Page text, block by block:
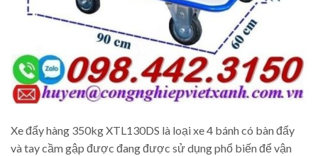
Xe đẩy hàng 350kg XTL130DS là loại xe 4 bánh có bàn đẩy
và tay cầm gập được đang được sử dụng phổ biến để vận